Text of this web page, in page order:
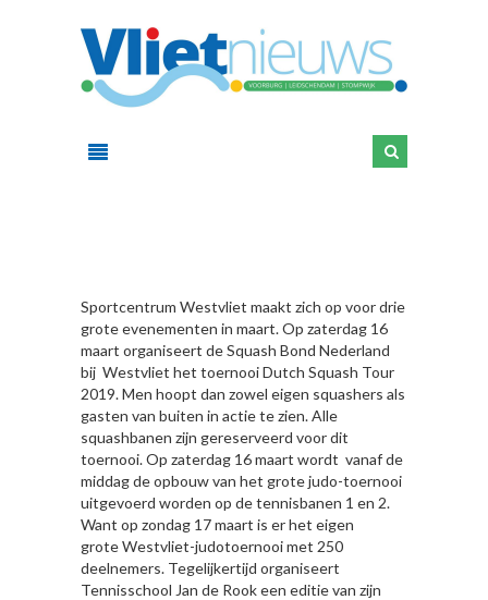
Sportcentrum Westvliet maakt zich op voor drie
grote evenementen in maart. Op zaterdag 16
maart organiseert de Squash Bond Nederland
bij Westvliet het toernooi Dutch Squash Tour
2019. Men hoopt dan zowel eigen squashers als
gasten van buiten in actie te zien. Alle
squashbanen zijn gereserveerd voor dit
toernooi. Op zaterdag 16 maart wordt vanaf de
middag de opbouw van het grote judo-toernooi
uitgevoerd worden op de tennisbanen 1 en 2.
Want op zondag 17 maart is er het eigen
grote Westvliet-judotoernooi met 250
deelnemers. Tegelijkertijd organiseert
Tennisschool Jan de Rook een editie van zijn